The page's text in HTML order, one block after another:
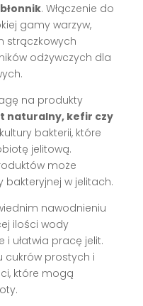
. Włączenie do
gamy warzyw,
strączkowych
odżywczych dla
na produkty
naturalny, kefir czy
bakterii, które
jelitową.
może
bakteryjnej w jelitach.
nawodnieniu
ilości wody
ułatwia pracę jelit.
cukrów prostych i
które mogą